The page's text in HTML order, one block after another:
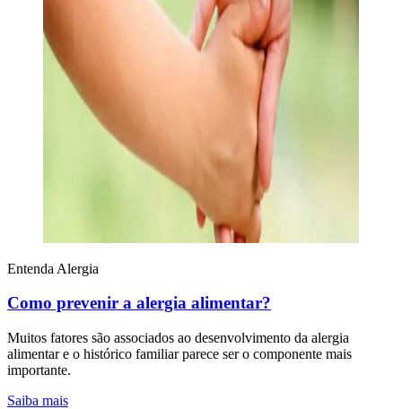
Entenda Alergia
Como prevenir a alergia alimentar?
Muitos fatores são associados ao desenvolvimento da alergia
alimentar e o histórico familiar parece ser o componente mais
importante.
Saiba mais